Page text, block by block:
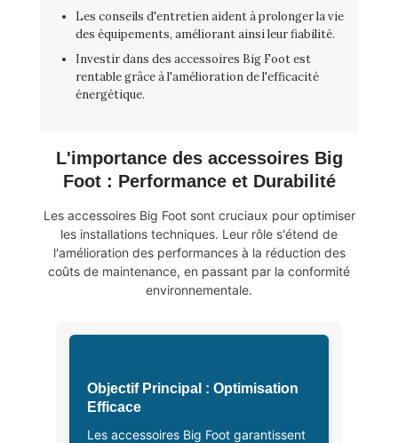
Les conseils d'entretien aident à prolonger la vie
des équipements, améliorant ainsi leur fiabilité.
Investir dans des accessoires Big Foot est
rentable grâce à l'amélioration de l'efficacité
énergétique.
L'importance des accessoires Big
Foot : Performance et Durabilité
Les accessoires Big Foot sont cruciaux pour optimiser
les installations techniques. Leur rôle s'étend de
l'amélioration des performances à la réduction des
coûts de maintenance, en passant par la conformité
environnementale.
Objectif Principal : Optimisation
Efficace
Les accessoires Big Foot garantissent